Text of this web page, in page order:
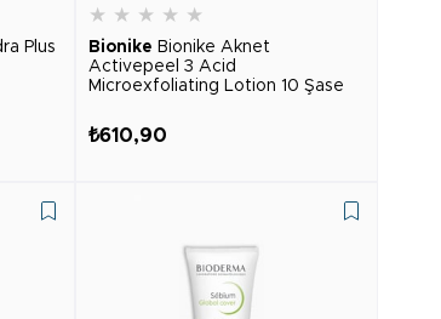
Plus
★ ★ ★ ★ ★
Bionike Bionike Aknet
Activepeel 3 Acid
Microexfoliating Lotion 10 Şase
₺610,90